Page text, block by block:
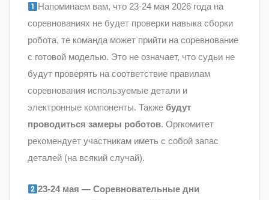
Напоминаем вам, что 23-24 мая 2026 года на
соревнованиях не будет проверки навыка сборки
робота, те команда может прийти на соревнование
с готовой моделью. Это не означает, что судьи не
будут проверять на соответствие правилам
соревнования используемые детали и
электронные компоненты. Также будут
проводиться замеры роботов. Оргкомитет
рекомендует участникам иметь с собой запас
деталей (на всякий случай).
23-24 мая — Соревновательные дни